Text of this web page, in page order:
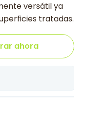
versátil ya
tratadas.
ahora